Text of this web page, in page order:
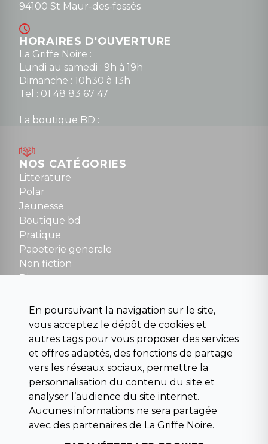
94100 St Maur-des-fossés
HORAIRES D'OUVERTURE
La Griffe Noire :
Lundi au samedi : 9h à 19h
Dimanche : 10h30 à 13h
Tel : 01 48 83 67 47
La boutique BD :
Mardi au samedi : 10h à 13h / 14h à 19h
Dimanche : 10h30 à 12h30
Tel : 01 48 89 13 88
Fermé le dimanche en Juillet et Août
NOUS CONTACTER
contact@la-griffe-noire.com
NOS CATÉGORIES
Litterature
Polar
Jeunesse
Boutique bd
Pratique
Papeterie generale
Non fiction
Divers
Beaux livres et art
Para scolaire
Histoire
Pochoteque
Pleiade
INFORMATIONS
Droit de rétractation
En poursuivant la navigation sur le site,
vous acceptez le dépôt de cookies et
autres tags pour vous proposer des services
et offres adaptés, des fonctions de partage
vers les réseaux sociaux, permettre la
personnalisation du contenu du site et
analyser l’audience du site internet.
Aucunes informations ne sera partagée
avec des partenaires de La Griffe Noire.